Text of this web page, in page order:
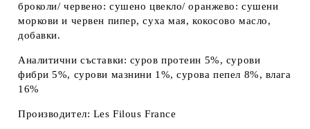
броколи/ червено: сушено цвекло/ оранжево: сушени
моркови и червен пипер, суха мая, кокосово масло,
добавки.
Аналитични съставки: суров протеин 5%, сурови
фибри 5%, сурови мазнини 1%, сурова пепел 8%, влага
16%
Производител: Les Filous France